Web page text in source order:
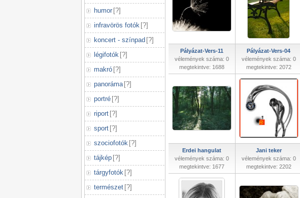
humor [?]
infravörös fotók [?]
koncert - színpad [?]
légifotók [?]
makró [?]
panoráma [?]
portré [?]
riport [?]
sport [?]
szociofotók [?]
tájkép [?]
tárgyfotók [?]
természet [?]
Pályázat-Vers-11
vélemények száma: 0
megtekintve: 1688
Pályázat-Vers-04
vélemények száma: 0
megtekintve: 2072
Erdei hangulat
vélemények száma: 0
megtekintve: 1677
Jani teker
vélemények száma: 0
megtekintve: 2202